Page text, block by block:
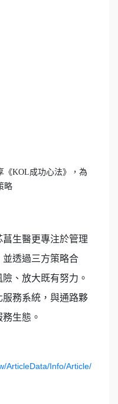
《KOL成功心法》，為
略
生醫更專注於管理
透過三方策略合
、放大既有努力。
務系統，與通路夥
生態。
ArticleData/Info/Article/